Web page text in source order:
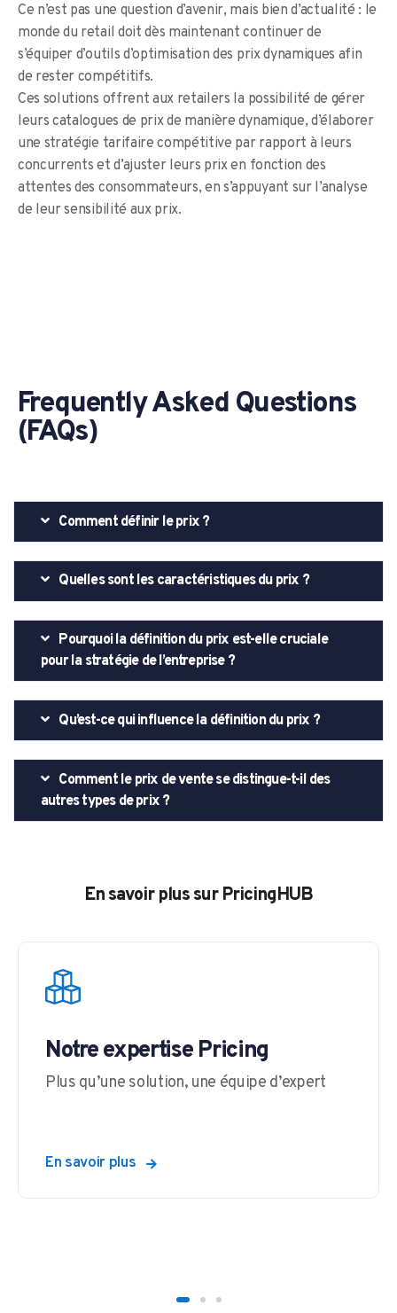
Ce n’est pas une question d’avenir, mais bien d’actualité : le
monde du retail doit dès maintenant continuer de
s’équiper d’outils d’optimisation des prix dynamiques afin
de rester compétitifs.
Ces solutions offrent aux retailers la possibilité de gérer
leurs catalogues de prix de manière dynamique, d’élaborer
une stratégie tarifaire compétitive par rapport à leurs
concurrents et d’ajuster leurs prix en fonction des
attentes des consommateurs, en s’appuyant sur l’analyse
de leur sensibilité aux prix.
Frequently Asked Questions
(FAQs)
Comment définir le prix ?
Quelles sont les caractéristiques du prix ?
Pourquoi la définition du prix est-elle cruciale
pour la stratégie de l’entreprise ?
Qu’est-ce qui influence la définition du prix ?
Comment le prix de vente se distingue-t-il des
autres types de prix ?
En savoir plus sur PricingHUB
Notre expertise Pricing
Plus qu’une solution, une équipe d’expert
En savoir plus